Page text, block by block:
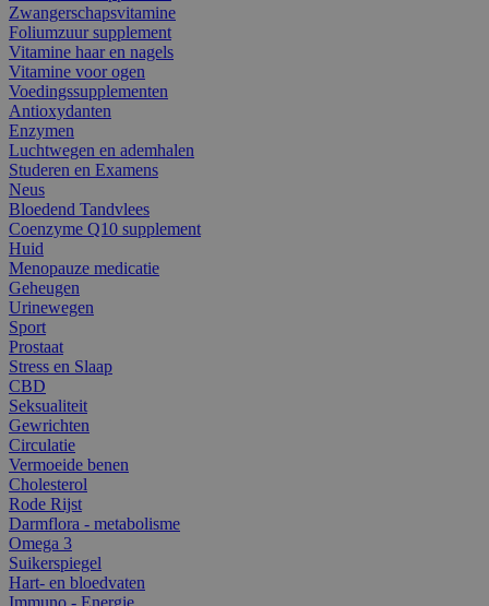
Zwangerschapsvitamine
Foliumzuur supplement
Vitamine haar en nagels
Vitamine voor ogen
Voedingssupplementen
Antioxydanten
Enzymen
Luchtwegen en ademhalen
Studeren en Examens
Neus
Bloedend Tandvlees
Coenzyme Q10 supplement
Huid
Menopauze medicatie
Geheugen
Urinewegen
Sport
Prostaat
Stress en Slaap
CBD
Seksualiteit
Gewrichten
Circulatie
Vermoeide benen
Cholesterol
Rode Rijst
Darmflora - metabolisme
Omega 3
Suikerspiegel
Hart- en bloedvaten
Immuno - Energie